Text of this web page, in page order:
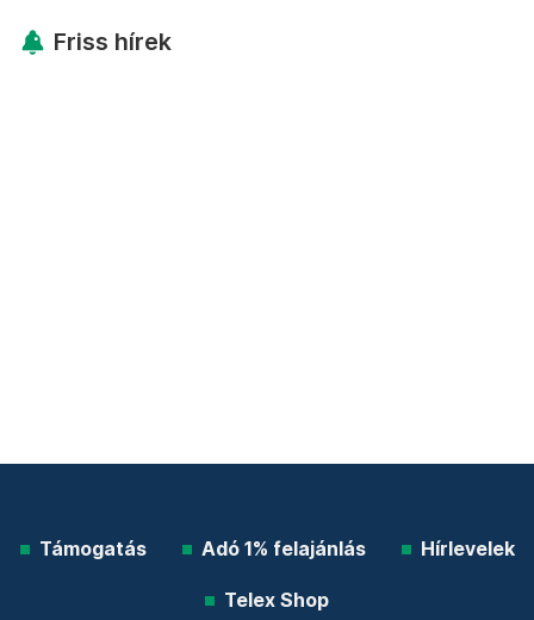
Friss hírek
Támogatás Adó 1% felajánlás Hírlevelek
Telex Shop